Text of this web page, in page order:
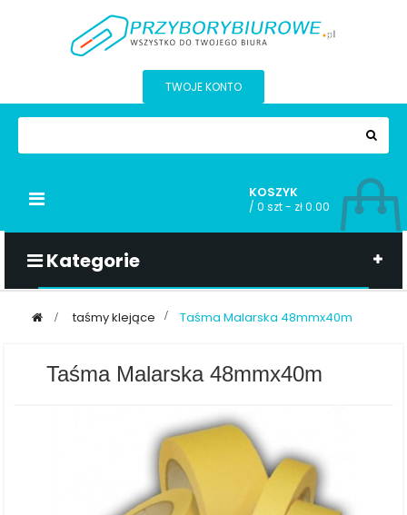
TWOJE KONTO
KOSZYK
/ 0 szt - zł 0.00
Kategorie
Przełącz
> taśmy klejące > Taśma Malarska 48mmx40m
Taśma Malarska 48mmx40m